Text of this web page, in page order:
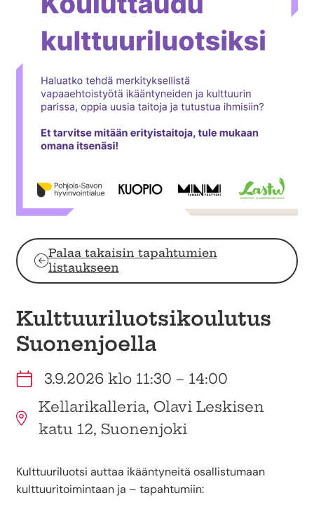
Palaa takaisin tapahtumien
listaukseen
Kulttuuriluotsikoulutus
Suonenjoella
3.9.2026 klo 11:30 – 14:00
Kellarikalleria, Olavi Leskisen
katu 12, Suonenjoki
Kulttuuriluotsi auttaa ikääntyneitä osallistumaan
kulttuuritoimintaan ja – tapahtumiin: